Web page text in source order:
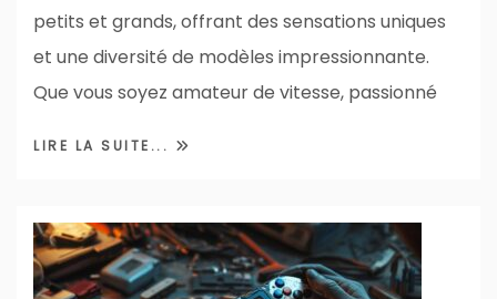
petits et grands, offrant des sensations uniques
et une diversité de modèles impressionnante.
Que vous soyez amateur de vitesse, passionné
LIRE LA SUITE...